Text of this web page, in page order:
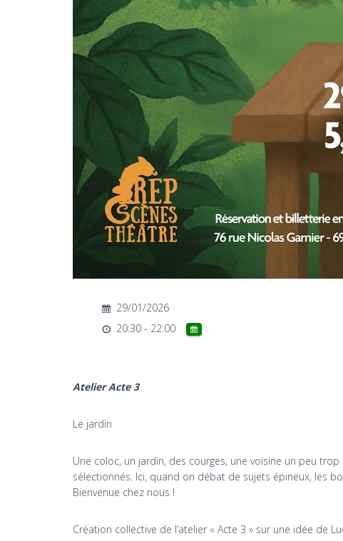
29/01/2026
20:30 - 22:00
Atelier Acte 3
Le jardin
Une coloc, un jardin, des courges, une voisine un peu
sélectionnés. Ici, quand on débat de sujets épineux, les
Bienvenue chez nous !
Création collective de l’atelier « Acte 3 » sur une idée de